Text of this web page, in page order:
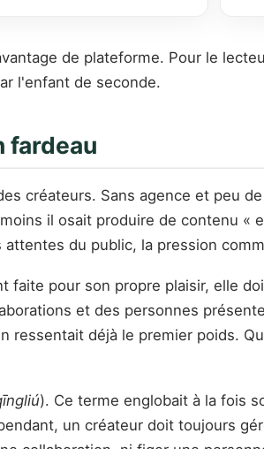
de plateforme. Pour le
l'enfant de seconde.
fardeau
créateurs. Sans agence et peu
il osait produire de contenu «
du public, la pression
pour son propre plaisir, elle
et des personnes
ressentait déjà le premier poids.
). Ce terme englobait à la fois
un créateur doit toujours